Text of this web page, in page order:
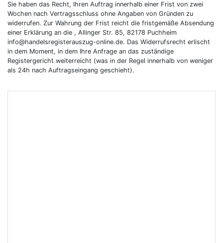
Sie haben das Recht, Ihren Auftrag innerhalb einer Frist von zwei
Wochen nach Vertragsschluss ohne Angaben von Gründen zu
widerrufen. Zur Wahrung der Frist reicht die fristgemäße Absendung
einer Erklärung an die , Allinger Str. 85, 82178 Puchheim
info@handelsregisterauszug-online.de. Das Widerrufsrecht erlischt
in dem Moment, in dem Ihre Anfrage an das zuständige
Registergericht weiterreicht (was in der Regel innerhalb von weniger
als 24h nach Auftragseingang geschieht).